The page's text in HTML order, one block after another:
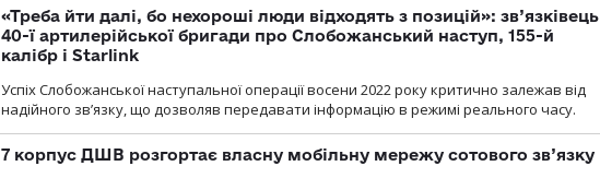
«Треба йти далі, бо нехороші люди відходять з позицій»: зв’язківець
40-ї артилерійської бригади про Слобожанський наступ, 155-й
калібр і Starlink
Успіх Слобожанської наступальної операції восени 2022 року критично залежав від
надійного зв’язку, що дозволяв передавати інформацію в режимі реального часу.
7 корпус ДШВ розгортає власну мобільну мережу сотового зв’язку